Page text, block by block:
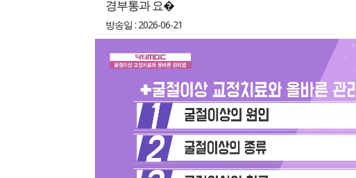
경부통과 요�
방송일 : 2026-06-21